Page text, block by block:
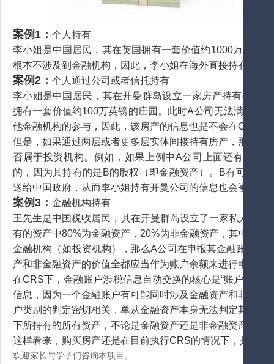
案例1： 个人持有
李小姐是中国居民，其在英国拥有一套价值约1000万英镑
根本不涉及到金融机构，因此，李小姐在海外直接持有再多
案例2： 个人通过公司或者信托持有
李小姐是中国居民，其在开曼群岛设立一家房产持有公司
拥有一套价值约100万英镑的庄园。此时A公司无法满足
他金融机构的参与，因此，该房产的信息也是不会在CRS下
但是，如果通过两层或者更多层实体间接持有房产，那么
否属于投资机构。例如，如果上例中A公司上面还有一家
的，因为其持有的是B的股权（即金融资产）。B有可能需
送给中国政府，从而李小姐持有开曼公司的信息也会被中国
案例3： 金融机构持有
王先生是中国税收居民，其在开曼群岛设立了一家私人投资
有的资产中80%为金融资产，20%为非金融资产，其中包
金融机构（如投资机构），那么A公司在申报其金融账户（
产和非金融资产的价值全都应当作为账户余额来进行申报。
在CRS下，金融账户涉税信息自动交换的核心是“账户”，
信息，因为一个金融账户有可能同时涉及金融资产和非金
户类别的判定密切相关，单从金融资产本身无法判定其是
下所持有的所有资产，不论是金融资产还是非金融资产，均
这样看来，购买房产还是在目前执行CRS的情况下，是非常
欢迎家长与学子们咨询本项目。